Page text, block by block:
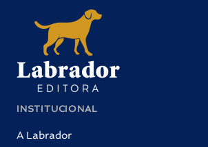
INSTITUCIONAL
A Labrador